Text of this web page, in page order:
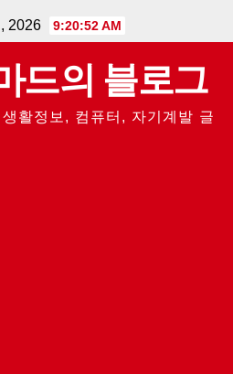
2026 9:20:52 AM
드의 블로그
활정보, 컴퓨터, 자기계발 글